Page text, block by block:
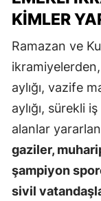
KIMLER
Ramazan ve
ikramiyelerden,
aylığı, vazife
aylığı, sürekli
alanlar
gaziler,
şampiyon
sivil